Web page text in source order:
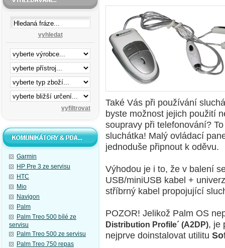
vyhledat
Garmin
HP Pre 3 ze servisu
HTC
Mio
Navigon
Palm
Palm Treo 500 bílé ze
servisu
Palm Treo 500 ze servisu
Palm Treo 750 repas
Také Vás při používání
byste možnost jejich použití
soupravy při telefonování?
sluchátka! Malý ovládací
jednoduše připnout k oděvu.
Výhodou je i to, že v balení
USB/miniUSB kabel +
stříbrný kabel propojující
POZOR! Jelikož Palm OS
Distribution Profile´ (A2DP), je
nejprve doinstalovat utilitu